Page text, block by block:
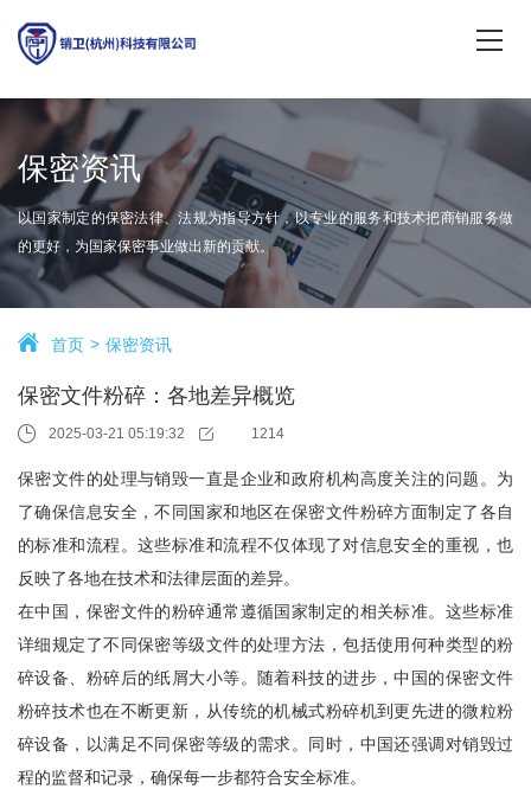
保密资讯
以国家制定的保密法律、法规为指导方针，以专业的服务和技术把商销服务做
的更好，为国家保密事业做出新的贡献。
首页 保密资讯
保密文件粉碎：各地差异概览
2025-03-21 05:19:32 1214
保密文件的处理与销毁一直是企业和政府机构高度关注的问题。为
了确保信息安全，不同国家和地区在保密文件粉碎方面制定了各自
的标准和流程。这些标准和流程不仅体现了对信息安全的重视，也
反映了各地在技术和法律层面的差异。
在中国，保密文件的粉碎通常遵循国家制定的相关标准。这些标准
详细规定了不同保密等级文件的处理方法，包括使用何种类型的粉
碎设备、粉碎后的纸屑大小等。随着科技的进步，中国的保密文件
粉碎技术也在不断更新，从传统的机械式粉碎机到更先进的微粒粉
碎设备，以满足不同保密等级的需求。同时，中国还强调对销毁过
程的监督和记录，确保每一步都符合安全标准。